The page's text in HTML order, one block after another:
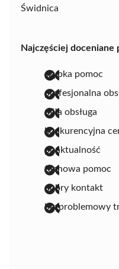
Świdnica
Najczęściej
szybka pomoc
profesjonalna
miła obsługa
konkurencyjna
punktualność
fachowa pomoc
dobry kontakt
bezproblemowy